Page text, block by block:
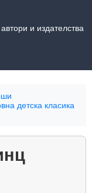
и издателства
детска класика